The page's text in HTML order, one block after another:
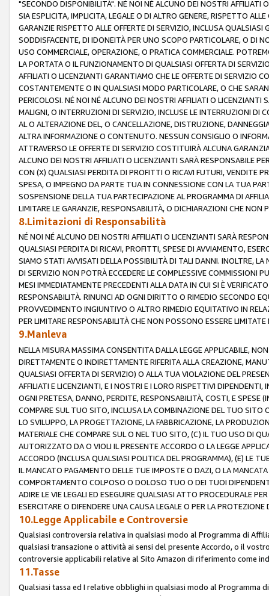
"SECONDO DISPONIBILITÀ". NÉ NOI NÉ ALCUNO DEI NOSTRI
SIA ESPLICITA, IMPLICITA, LEGALE O DI ALTRO GENERE, RISPETTO
GARANZIE RISPETTO ALLE OFFERTE DI SERVIZIO, INCLUSA
SODDISFACENTE, DI IDONEITÀ PER UNO SCOPO PARTICOLARE, O DI
USO COMMERCIALE, OPERAZIONE, O PRATICA COMMERCIALE.
LA PORTATA O IL FUNZIONAMENTO DI QUALSIASI OFFERTA DI
AFFILIATI O LICENZIANTI GARANTIAMO CHE LE OFFERTE DI SERVIZIO
COSTANTEMENTE O IN QUALSIASI MODO PARTICOLARE, O CHE
PERICOLOSI. NÉ NOI NÉ ALCUNO DEI NOSTRI AFFILIATI O LICENZIANTI
MALIGNI, O INTERRUZIONI DI SERVIZIO, INCLUSE LE INTERRUZIONI DI
AL O ALTERAZIONE DEL, O CANCELLAZIONE, DISTRUZIONE,
ALTRA INFORMAZIONE O CONTENUTO. NESSUN CONSIGLIO O
ATTRAVERSO LE OFFERTE DI SERVIZIO COSTITUIRÀ ALCUNA
ALCUNO DEI NOSTRI AFFILIATI O LICENZIANTI SARÀ RESPONSABILE
CON (X) QUALSIASI PERDITA DI PROFITTI O RICAVI FUTURI, VENDITE
SPESA, O IMPEGNO DA PARTE TUA IN CONNESSIONE CON LA TUA
SOSPENSIONE DELLA TUA PARTECIPAZIONE AL PROGRAMMA DI
LIMITARE LE GARANZIE, RESPONSABILITÀ, O DICHIARAZIONI CHE NON
8.Limitazioni di Responsabilità
NÉ NOI NÉ ALCUNO DEI NOSTRI AFFILIATI O LICENZIANTI SARÀ
QUALSIASI PERDITA DI RICAVI, PROFITTI, SPESE DI AVVIAMENTO,
SIAMO STATI AVVISATI DELLA POSSIBILITÀ DI TALI DANNI. INOLTRE,
DI SERVIZIO NON POTRÀ ECCEDERE LE COMPLESSIVE COMMISSIONI
MESI IMMEDIATAMENTE PRECEDENTI ALLA DATA IN CUI SI È
RESPONSABILITÀ. RINUNCI AD OGNI DIRITTO O RIMEDIO SECONDO
PROVVEDIMENTO INGIUNTIVO O ALTRO RIMEDIO EQUITATIVO IN
PER LIMITARE RESPONSABILITÀ CHE NON POSSONO ESSERE LIMITATE
9.Manleva
NELLA MISURA MASSIMA CONSENTITA DALLA LEGGE APPLICABILE,
DIRETTAMENTE O INDIRETTAMENTE RIFERITA ALLA CREAZIONE,
QUALSIASI OFFERTA DI SERVIZIO) O ALLA TUA VIOLAZIONE DEL
AFFILIATI E LICENZIANTI, E I NOSTRI E I LORO RISPETTIVI
OGNI PRETESA, DANNO, PERDITE, RESPONSABILITÀ, COSTI, E SPESE
COMPARE SUL TUO SITO, INCLUSA LA COMBINAZIONE DEL TUO SITO
LO SVILUPPO, LA PROGETTAZIONE, LA FABBRICAZIONE, LA
MATERIALE CHE COMPARE SUL O NEL TUO SITO, (C) IL TUO USO DI
AUTORIZZATO DA O VIOLI IL PRESENTE ACCORDO O LA LEGGE
ACCORDO (INCLUSA QUALSIASI POLITICA DEL PROGRAMMA), (E) LE
IL MANCATO PAGAMENTO DELLE TUE IMPOSTE O DAZI, O LA
COMPORTAMENTO COLPOSO O DOLOSO TUO O DEI TUOI
ADIRE LE VIE LEGALI ED ESEGUIRE QUALSIASI ATTO PROCEDURALE
ESERCITARE O DIFENDERE UNA CAUSA LEGALE O PER LA
10.Legge Applicabile e Controversie
Qualsiasi controversia relativa in qualsiasi modo al Programma di
qualsiasi transazione o attività ai sensi del presente Accordo, o il
controversie applicabili relative al Sito Amazon di riferimento come
11.Tasse
Qualsiasi tassa ed I relative obblighi in qualsiasi modo al